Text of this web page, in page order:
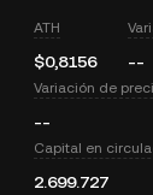
ATH
$0,8156 --
Variación de
--
Capital en
2.699.727